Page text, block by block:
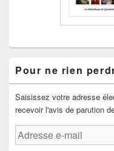
Pour ne rien
Saisissez votre adresse
recevoir l'avis de parution
Adresse
e-